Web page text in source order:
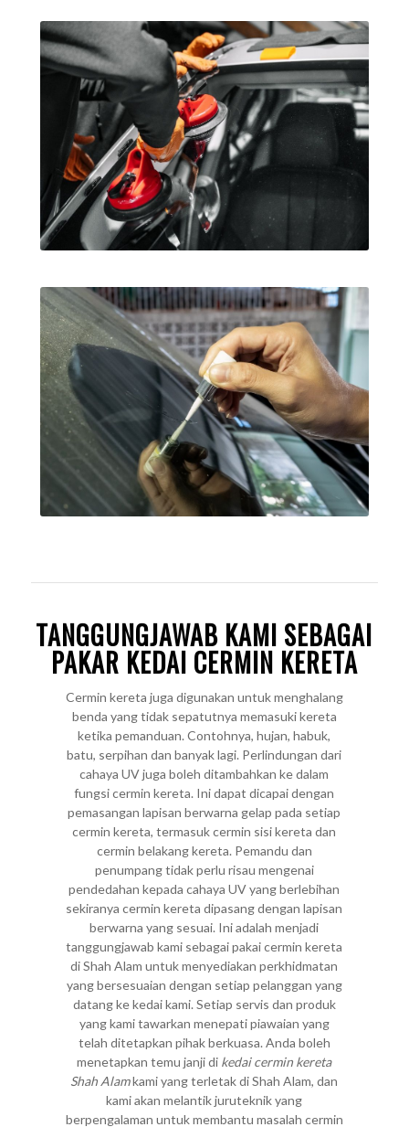
TANGGUNGJAWAB KAMI SEBAGAI
PAKAR KEDAI CERMIN KERETA
Cermin kereta juga digunakan untuk menghalang
benda yang tidak sepatutnya memasuki kereta
ketika pemanduan. Contohnya, hujan, habuk,
batu, serpihan dan banyak lagi. Perlindungan dari
cahaya UV juga boleh ditambahkan ke dalam
fungsi cermin kereta. Ini dapat dicapai dengan
pemasangan lapisan berwarna gelap pada setiap
cermin kereta, termasuk cermin sisi kereta dan
cermin belakang kereta. Pemandu dan
penumpang tidak perlu risau mengenai
pendedahan kepada cahaya UV yang berlebihan
sekiranya cermin kereta dipasang dengan lapisan
berwarna yang sesuai. Ini adalah menjadi
tanggungjawab kami sebagai pakai cermin kereta
di Shah Alam untuk menyediakan perkhidmatan
yang bersesuaian dengan setiap pelanggan yang
datang ke kedai kami. Setiap servis dan produk
yang kami tawarkan menepati piawaian yang
telah ditetapkan pihak berkuasa. Anda boleh
menetapkan temu janji di kedai cermin kereta
Shah Alamkami yang terletak di Shah Alam, dan
kami akan melantik juruteknik yang
berpengalaman untuk membantu masalah cermin